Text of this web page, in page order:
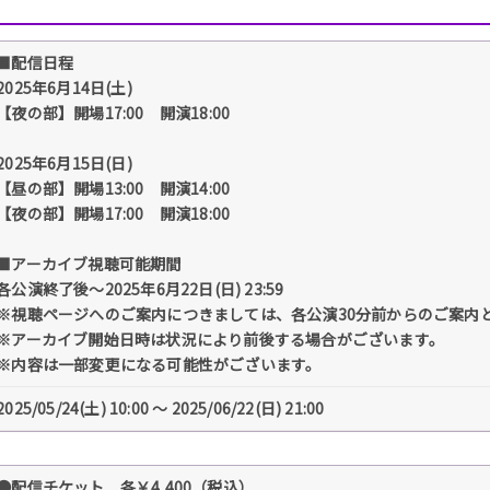
配信日程
年6月14日(土)
夜の部】開場17:00 開演18:00
年6月15日(日)
昼の部】開場13:00 開演14:00
夜の部】開場17:00 開演18:00
アーカイブ視聴可能期間
公演終了後～2025年6月22日(日) 23:59
視聴ページへのご案内につきましては、各公演30分前からのご案内
アーカイブ開始日時は状況により前後する場合がございます。
内容は一部変更になる可能性がございます。
05/24(土) 10:00 〜 2025/06/22(日) 21:00